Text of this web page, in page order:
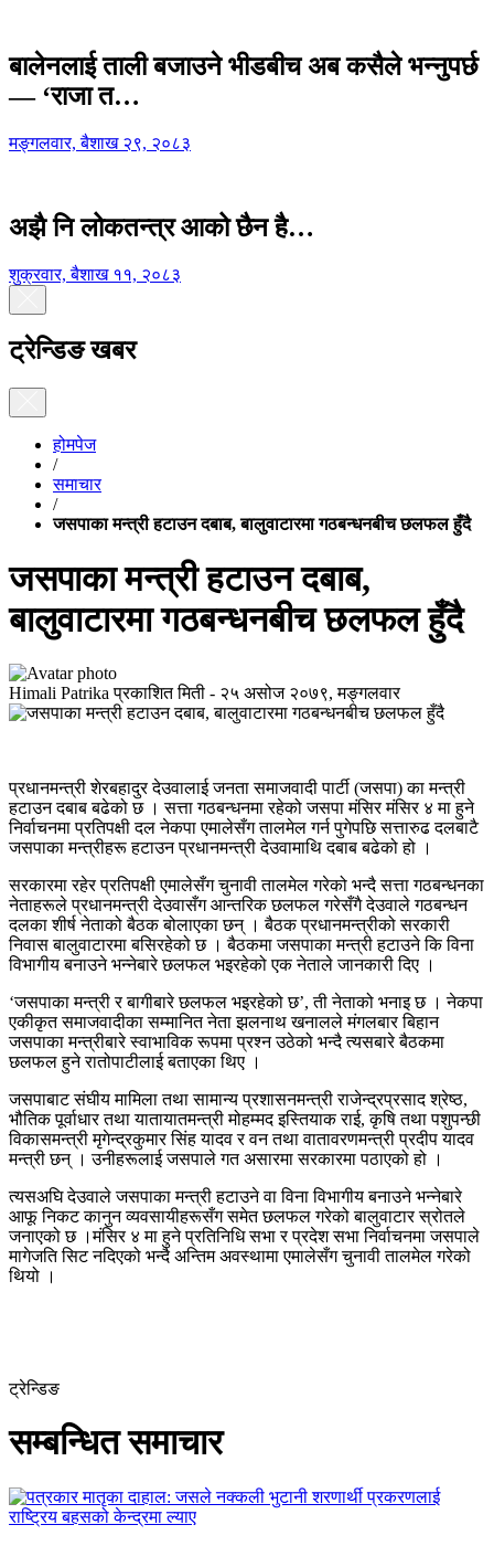
बालेनलाई ताली बजाउने भीडबीच अब कसैले भन्नुपर्छ
— ‘राजा त…
मङ्गलवार, बैशाख २९, २०८३
अझै नि लोकतन्त्र आको छैन है…
शुक्रवार, बैशाख ११, २०८३
ट्रेन्डिङ खबर
होमपेज
/
समाचार
/
जसपाका मन्त्री हटाउन दबाब, बालुवाटारमा गठबन्धनबीच छलफल हुँदै
जसपाका मन्त्री हटाउन दबाब,
बालुवाटारमा गठबन्धनबीच छलफल हुँदै
Himali Patrika प्रकाशित मिती - २५ असोज २०७९, मङ्गलवार
प्रधानमन्त्री शेरबहादुर देउवालाई जनता समाजवादी पार्टी (जसपा) का मन्त्री
हटाउन दबाब बढेको छ । सत्ता गठबन्धनमा रहेको जसपा मंसिर मंसिर ४ मा हुने
निर्वाचनमा प्रतिपक्षी दल नेकपा एमालेसँग तालमेल गर्न पुगेपछि सत्तारुढ दलबाटै
जसपाका मन्त्रीहरू हटाउन प्रधानमन्त्री देउवामाथि दबाब बढेको हो ।
सरकारमा रहेर प्रतिपक्षी एमालेसँग चुनावी तालमेल गरेको भन्दै सत्ता गठबन्धनका
नेताहरूले प्रधानमन्त्री देउवासँग आन्तरिक छलफल गरेसँगै देउवाले गठबन्धन
दलका शीर्ष नेताको बैठक बोलाएका छन् । बैठक प्रधानमन्त्रीको सरकारी
निवास बालुवाटारमा बसिरहेको छ । बैठकमा जसपाका मन्त्री हटाउने कि विना
विभागीय बनाउने भन्नेबारे छलफल भइरहेको एक नेताले जानकारी दिए ।
‘जसपाका मन्त्री र बागीबारे छलफल भइरहेको छ’, ती नेताको भनाइ छ । नेकपा
एकीकृत समाजवादीका सम्मानित नेता झलनाथ खनालले मंगलबार बिहान
जसपाका मन्त्रीबारे स्वाभाविक रूपमा प्रश्न उठेको भन्दै त्यसबारे बैठकमा
छलफल हुने रातोपाटीलाई बताएका थिए ।
जसपाबाट संघीय मामिला तथा सामान्य प्रशासनमन्त्री राजेन्द्रप्रसाद श्रेष्ठ,
भौतिक पूर्वाधार तथा यातायातमन्त्री मोहम्मद इस्तियाक राई, कृषि तथा पशुपन्छी
विकासमन्त्री मृगेन्द्रकुमार सिंह यादव र वन तथा वातावरणमन्त्री प्रदीप यादव
मन्त्री छन् । उनीहरूलाई जसपाले गत असारमा सरकारमा पठाएको हो ।
त्यसअघि देउवाले जसपाका मन्त्री हटाउने वा विना विभागीय बनाउने भन्नेबारे
आफू निकट कानुन व्यवसायीहरूसँग समेत छलफल गरेको बालुवाटार स्रोतले
जनाएको छ ।मंसिर ४ मा हुने प्रतिनिधि सभा र प्रदेश सभा निर्वाचनमा जसपाले
मागेजति सिट नदिएको भन्दै अन्तिम अवस्थामा एमालेसँग चुनावी तालमेल गरेको
थियो ।
ट्रेन्डिङ
सम्बन्धित समाचार